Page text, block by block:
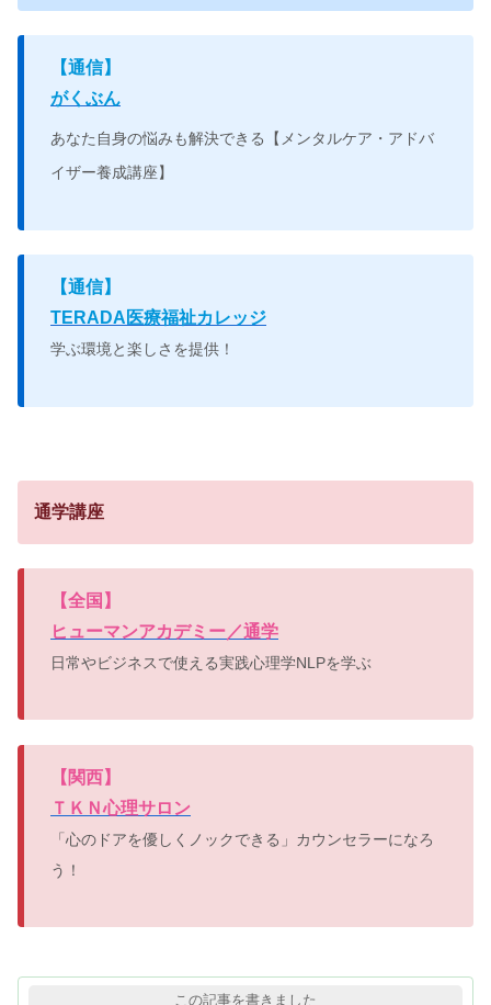
【通信】
がくぶん
あなた自身の悩みも解決できる
【メンタルケア・アドバ
イザー養成講座】
【通信】
TERADA医療福祉カレッジ
学ぶ環境と楽しさを提供！
通学講座
【全国】
ヒューマンアカデミー／通学
日常やビジネスで使える実践心理学NLPを学ぶ
【 関西】
ＴＫＮ心理サロン
「心のドアを優しくノックできる」カウンセラーになろ
う！
この記事を書きました